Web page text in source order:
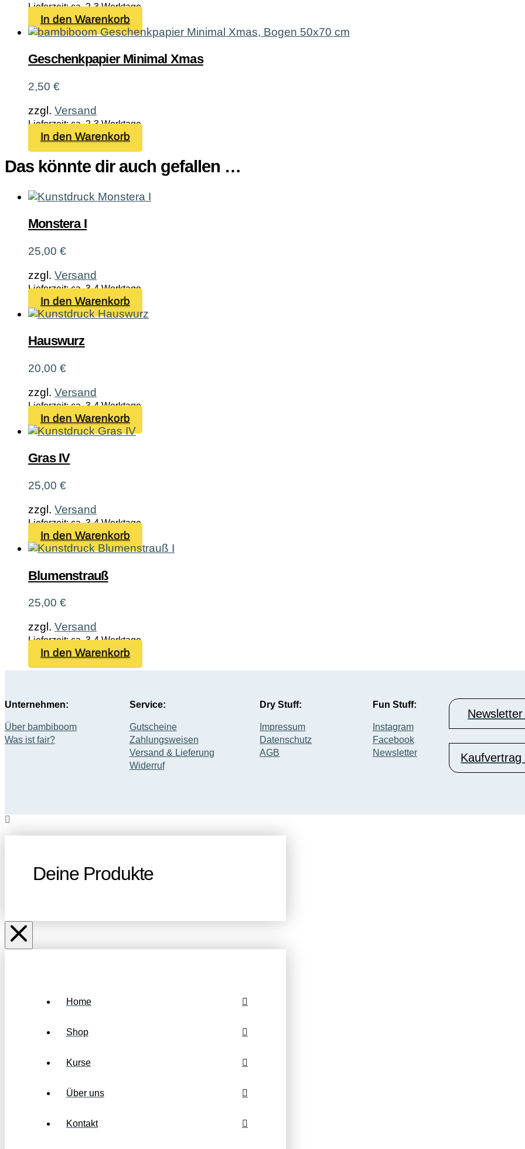
Lieferzeit: ca. 2-3 Werktage
In den Warenkorb
Geschenkpapier Minimal Xmas
2,50 €
zzgl. Versand
Lieferzeit: ca. 2-3 Werktage
In den Warenkorb
Das könnte dir auch gefallen …
Monstera I
25,00 €
zzgl. Versand
Lieferzeit: ca. 3-4 Werktage
In den Warenkorb
Hauswurz
20,00 €
zzgl. Versand
Lieferzeit: ca. 3-4 Werktage
In den Warenkorb
Gras IV
25,00 €
zzgl. Versand
Lieferzeit: ca. 3-4 Werktage
In den Warenkorb
Blumenstrauß
25,00 €
zzgl. Versand
Lieferzeit: ca. 3-4 Werktage
In den Warenkorb
Unternehmen:
Über bambiboom
Was ist fair?
Service:
Gutscheine
Zahlungsweisen
Versand & Lieferung
Widerruf
Dry Stuff:
Impressum
Datenschutz
AGB
Fun Stuff:
Instagram
Facebook
Newsletter
Kaufvertrag
Deine Produkte
Home
Shop
Kurse
Über uns
Kontakt